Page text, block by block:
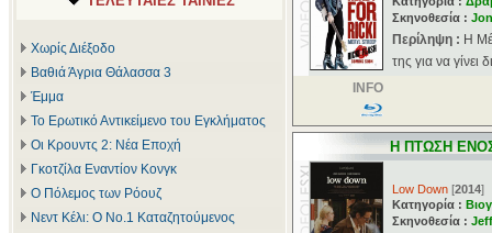
Χωρίς Διέξοδο
Βαθιά Άγρια Θάλασσα 3
Έμμα
Το Ερωτικό Αντικείμενο του Εγκλήματος
Οι Κρουντς 2: Νέα Εποχή
Γκοτζίλα Εναντίον Κονγκ
Ο Πόλεμος των Ρόουζ
Νεντ Κέλι: Ο Νο.1 Καταζητούμενος
Σκηνοθεσία :
Περίληψη : Η
της για να γίνει
INFO
Η ΠΤΩΣΗ
Low Down [2014]
Κατηγορία :
Σκηνοθεσία :